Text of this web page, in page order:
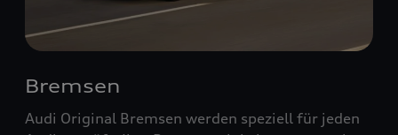
Bremsen
Audi Original Bremsen werden speziell für jeden